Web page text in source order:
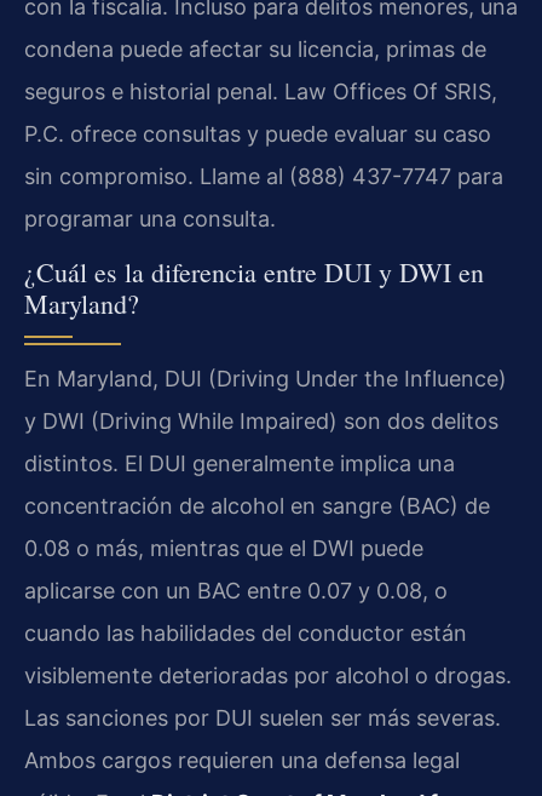
con la fiscalía. Incluso para delitos menores, una
condena puede afectar su licencia, primas de
seguros e historial penal. Law Offices Of SRIS,
P.C. ofrece consultas y puede evaluar su caso
sin compromiso. Llame al (888) 437-7747 para
programar una consulta.
¿Cuál es la diferencia entre DUI y DWI en
Maryland?
En Maryland, DUI (Driving Under the Influence)
y DWI (Driving While Impaired) son dos delitos
distintos. El DUI generalmente implica una
concentración de alcohol en sangre (BAC) de
0.08 o más, mientras que el DWI puede
aplicarse con un BAC entre 0.07 y 0.08, o
cuando las habilidades del conductor están
visiblemente deterioradas por alcohol o drogas.
Las sanciones por DUI suelen ser más severas.
Ambos cargos requieren una defensa legal